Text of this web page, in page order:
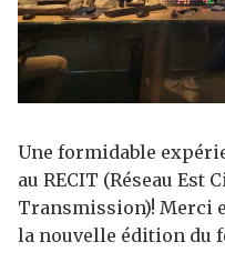
Une formidable
au RECIT (Réseau Est
Transmission)! Merci
la nouvelle édition du